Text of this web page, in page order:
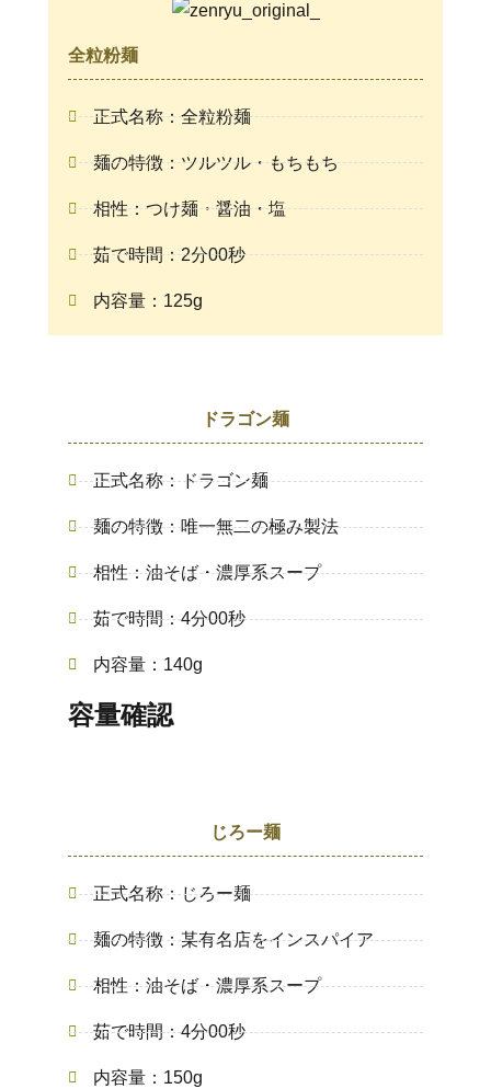
全粒粉麺
正式名称：全粒粉麺
麺の特徴：ツルツル・もちもち
相性：つけ麺・醤油・塩
茹で時間：2分00秒
内容量：125g
ドラゴン麺
正式名称：ドラゴン麺
麺の特徴：唯一無二の極み製法
相性：油そば・濃厚系スープ
茹で時間：4分00秒
内容量：140g
容量確認
じろー麺
正式名称：じろー麺
麺の特徴：某有名店をインスパイア
相性：油そば・濃厚系スープ
茹で時間：4分00秒
内容量：150g